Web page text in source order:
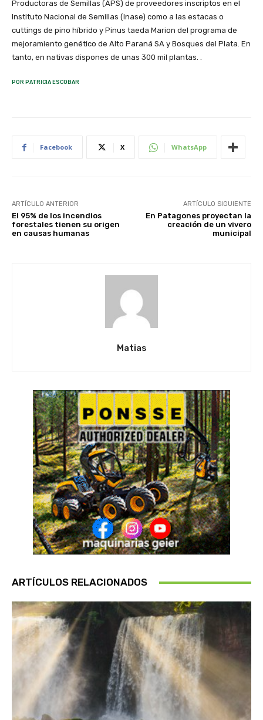
Productoras de Semillas (APS) de proveedores inscriptos en el
Instituto Nacional de Semillas (Inase) como a las estacas o
cuttings de pino híbrido y Pinus taeda Marion del programa de
mejoramiento genético de Alto Paraná SA y Bosques del Plata. En
tanto, en nativas dispones de unas 300 mil plantas. .
POR PATRICIA ESCOBAR
Facebook X WhatsApp
ARTÍCULO ANTERIOR
El 95% de los incendios
forestales tienen su origen
en causas humanas
ARTÍCULO SIGUIENTE
En Patagones proyectan la
creación de un vivero
municipal
Matias
ARTÍCULOS RELACIONADOS